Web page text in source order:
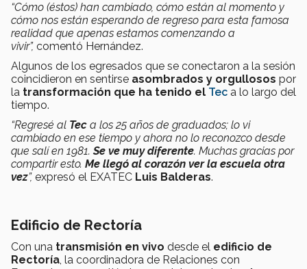
“Cómo (éstos) han cambiado, cómo están al momento y
cómo nos están esperando de regreso para esta famosa
realidad que apenas estamos comenzando a
vivir”, comentó Hernández.
Algunos de los egresados que se conectaron a la sesión
coincidieron en sentirse asombrados y orgullosos por
la transformación que ha tenido el Tec a lo largo del
tiempo.
“Regresé al Tec a los 25 años de graduados; lo vi
cambiado en ese tiempo y ahora no lo reconozco desde
que salí en 1981.Se ve muy diferente. Muchas gracias por
compartir esto. Me llegó al corazón ver la escuela otra
vez”, expresó el EXATEC Luis Balderas.
Edificio de Rectoría
Con una transmisión en vivo desde el edificio de
Rectoría, la coordinadora de Relaciones con